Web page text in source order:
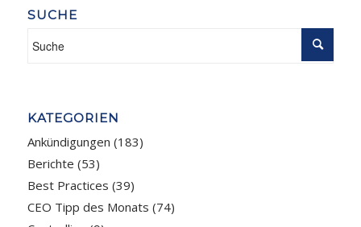
SUCHE
KATEGORIEN
Ankündigungen (183)
Berichte (53)
Best Practices (39)
CEO Tipp des Monats (74)